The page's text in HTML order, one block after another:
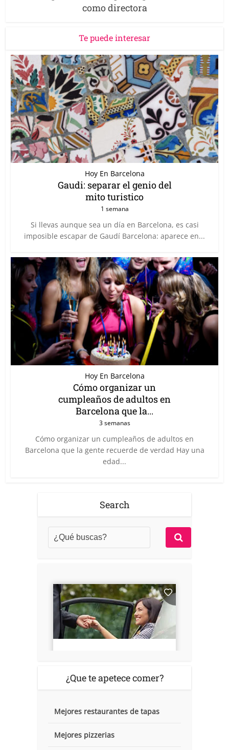
como directora
Te puede interesar
Hoy En Barcelona
Gaudi: separar el genio del
mito turistico
1 semana
Si llevas aunque sea un día en Barcelona, es casi
imposible escapar de Gaudí Barcelona: aparece en...
Hoy En Barcelona
Cómo organizar un
cumpleaños de adultos en
Barcelona que la...
3 semanas
Cómo organizar un cumpleaños de adultos en
Barcelona que la gente recuerde de verdad Hay una
edad...
Search
¿Que te apetece comer?
Mejores restaurantes de tapas
Mejores pizzerias